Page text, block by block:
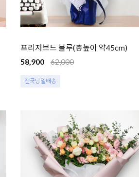
프리저브드 블루(총높이 약45cm)
58,900
62,000
전국당일배송